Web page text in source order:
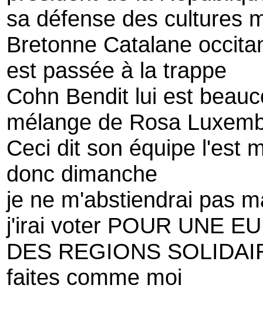
sa défense des cultures
Bretonne Catalane
est passée à la trappe
Cohn Bendit lui est
mélange de Rosa
Ceci dit son équipe l'est
donc dimanche
je ne m'abstiendrai pas
j'irai voter POUR UNE
DES REGIONS
faites comme moi